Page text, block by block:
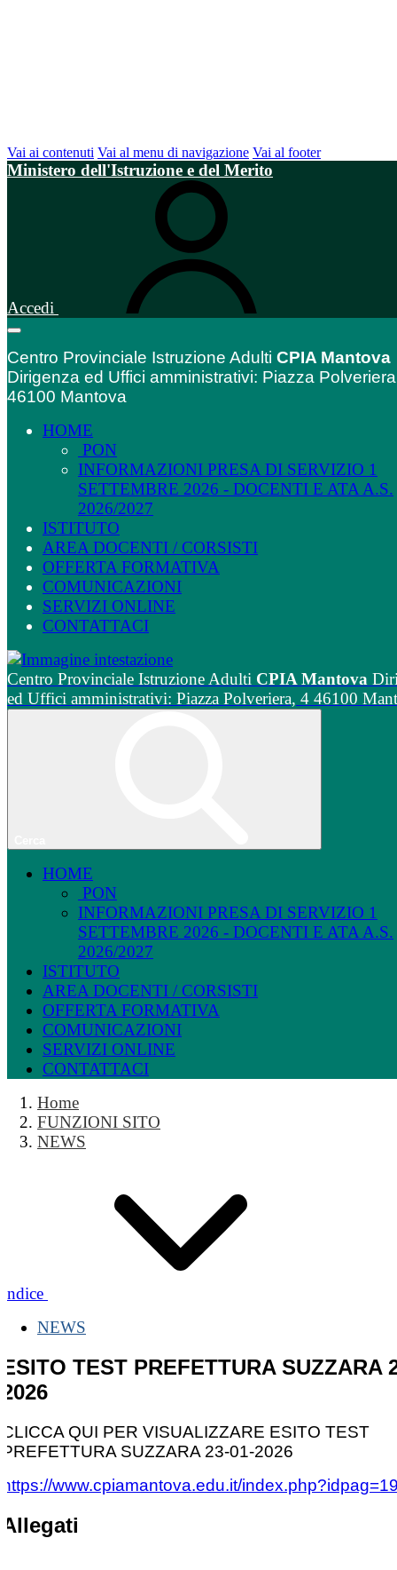
Vai ai contenuti Vai al menu di navigazione Vai al footer
Ministero dell'Istruzione e del Merito
Accedi
Centro Provinciale Istruzione Adulti CPIA Mantova
Dirigenza ed Uffici amministrativi: Piazza
46100 Mantova
HOME
PON
INFORMAZIONI PRESA DI SERVIZIO 1
SETTEMBRE 2026 - DOCENTI E ATA A.S.
2026/2027
ISTITUTO
AREA DOCENTI / CORSISTI
OFFERTA FORMATIVA
COMUNICAZIONI
SERVIZI ONLINE
CONTATTACI
Centro Provinciale Istruzione Adulti CPIA Mantova
ed Uffici amministrativi: Piazza Polveriera, 4 46100
HOME
PON
INFORMAZIONI PRESA DI SERVIZIO 1
SETTEMBRE 2026 - DOCENTI E ATA A.S.
2026/2027
ISTITUTO
AREA DOCENTI / CORSISTI
OFFERTA FORMATIVA
COMUNICAZIONI
SERVIZI ONLINE
CONTATTACI
Home
FUNZIONI SITO
NEWS
Indice
NEWS
ESITO TEST PREFETTURA SUZZARA
2026
CLICCA QUI PER VISUALIZZARE ESITO TEST
PREFETTURA SUZZARA 23-01-2026
https://www.cpiamantova.edu.it/
Allegati